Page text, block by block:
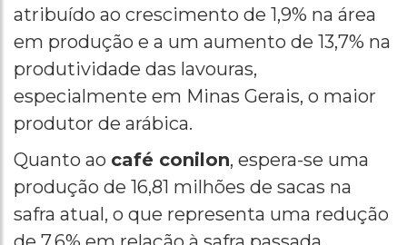
atribuído ao crescimento de 1,9% na área
em produção e a um aumento de 13,7% na
produtividade das lavouras,
especialmente em Minas Gerais, o maior
produtor de arábica.
Quanto ao café conilon, espera-se uma
produção de 16,81 milhões de sacas na
safra atual, o que representa uma redução